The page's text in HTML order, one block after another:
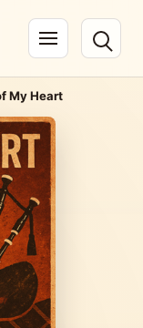
Navigation öffnen
My Heart